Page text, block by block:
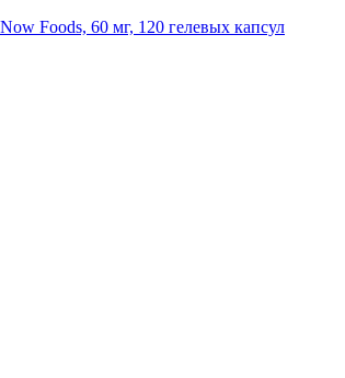
Foods, 60 мг, 120 гелевых капсул